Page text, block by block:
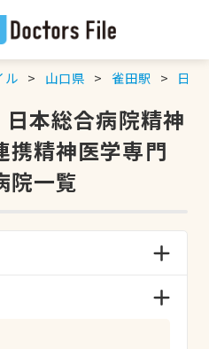
ル 山口県 雀田駅 日
本総合病院精神
携精神医学専門
院一覧